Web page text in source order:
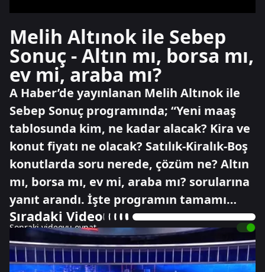
Melih Altınok ile Sebep
Sonuç - Altın mı, borsa mı,
ev mi, araba mı?
A Haber’de yayınlanan Melih Altınok ile
Sebep Sonuç programında; “Yeni maaş
tablosunda kim, ne kadar alacak? Kira ve
konut fiyatı ne olacak? Satılık-Kiralık-Boş
konutlarda soru nerede, çözüm ne? Altın
mı, borsa mı, ev mi, araba mı? sorularına
yanıt arandı. İşte programın tamamı…
Sıradaki Video
Sonraki videoyu oynat